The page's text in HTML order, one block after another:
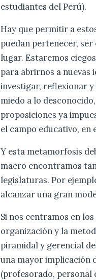
estudiantes del Perú).
Hay que permitir a
puedan pertenecer, ser
lugar. Estaremos
para abrirnos a nuevas
investigar, reflexionar y
miedo a lo
proposiciones ya
el campo educativo, en
Y esta metamorfosis
macro encontramos
legislaturas. Por
alcanzar una gran
Si nos centramos en
organización y la
piramidal y gerencial
una mayor implicación
(profesorado, personal